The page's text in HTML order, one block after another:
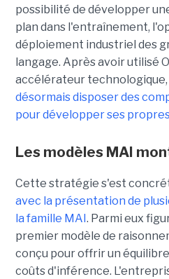
possibilité de développer
plan dans l'entraînement,
déploiement industriel des
langage. Après avoir utilisé
accélérateur technologique,
désormais disposer des
pour développer ses
Les modèles MAI
Cette stratégie s'est
avec la présentation de
la famille MAI . Parmi eux
premier modèle de
conçu pour offrir un
coûts d'inférence.